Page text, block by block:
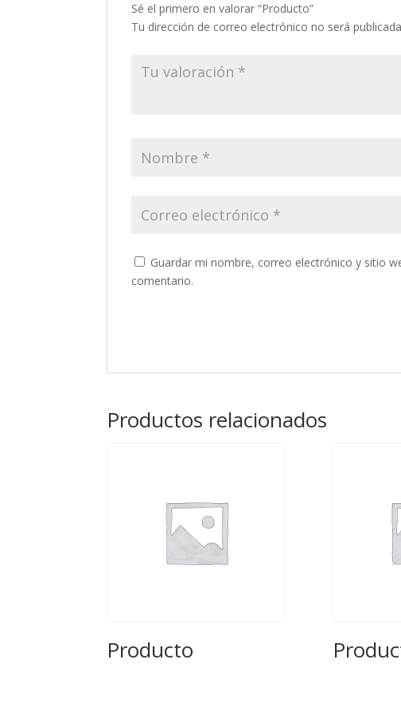
Sé el primero en valorar “Producto”
Tu dirección de correo electrónico no será
Guardar mi nombre, correo electrónico y sitio
comentario.
Productos relacionados
Producto